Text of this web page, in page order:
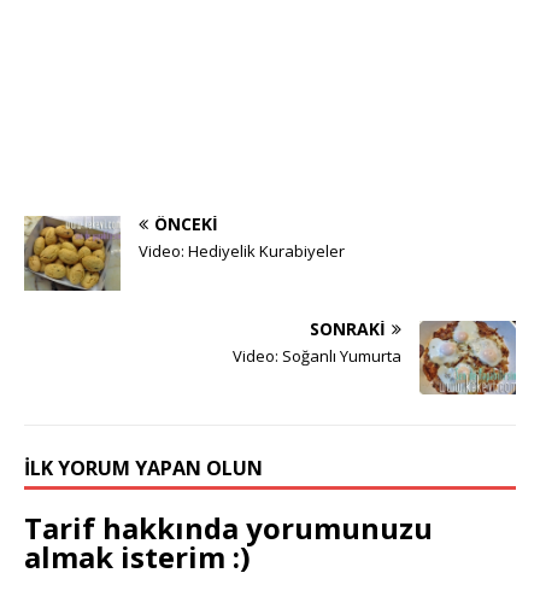
ÖNCEKI
Video: Hediyelik Kurabiyeler
SONRAKI
Video: Soğanlı Yumurta
İLK YORUM YAPAN OLUN
Tarif hakkında yorumunuzu
almak isterim :)